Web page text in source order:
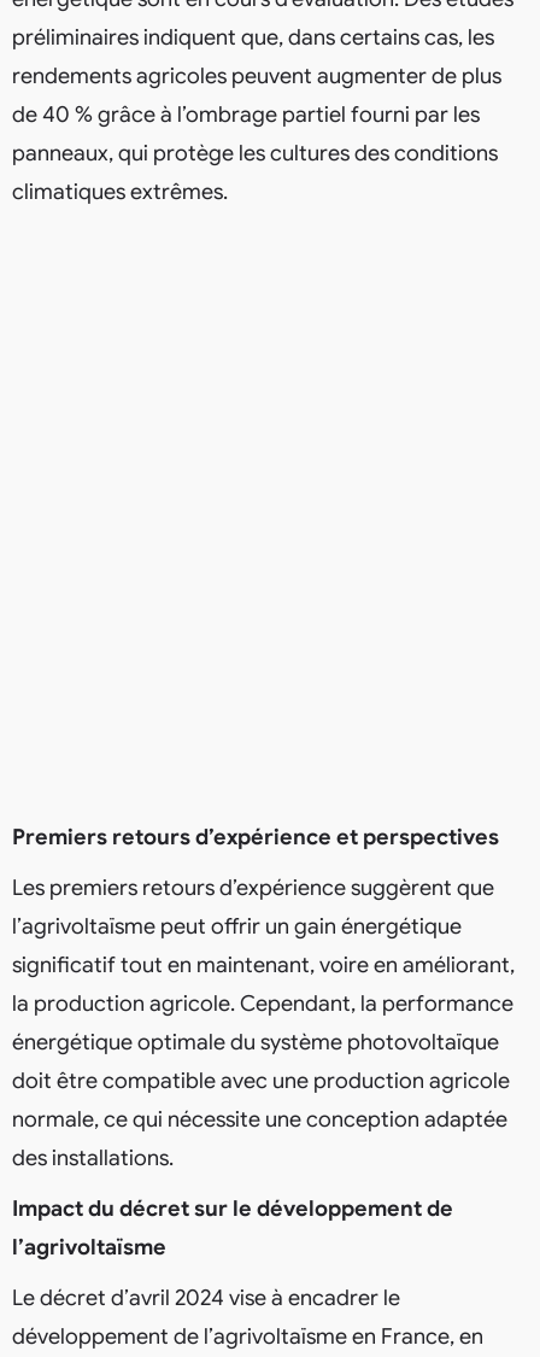
préliminaires indiquent que, dans certains cas, les
rendements agricoles peuvent augmenter de plus
de 40 % grâce à l’ombrage partiel fourni par les
panneaux, qui protège les cultures des conditions
climatiques extrêmes.
Premiers retours d’expérience et perspectives
Les premiers retours d’expérience suggèrent que
l’agrivoltaïsme peut offrir un gain énergétique
significatif tout en maintenant, voire en améliorant,
la production agricole. Cependant, la performance
énergétique optimale du système photovoltaïque
doit être compatible avec une production agricole
normale, ce qui nécessite une conception adaptée
des installations.
Impact du décret sur le développement de
l’agrivoltaïsme
Le décret d’avril 2024 vise à encadrer le
développement de l’agrivoltaïsme en France, en